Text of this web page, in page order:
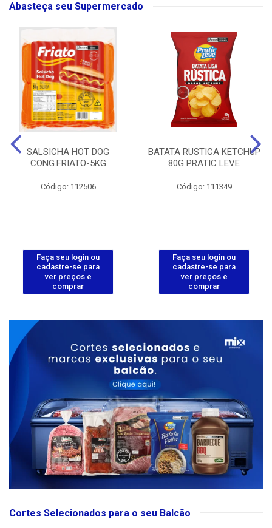
Abasteça seu Supermercado
SALSICHA HOT DOG
CONG.FRIATO-5KG
Código: 112506
Faça seu login ou
cadastre-se para
ver preços e
comprar
BATATA RUSTICA KETCHUP
80G PRATIC LEVE
Código: 111349
Faça seu login ou
cadastre-se para
ver preços e
comprar
Cortes Selecionados para o seu Balcão